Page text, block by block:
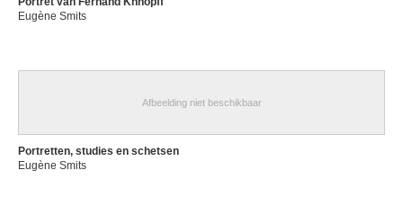
Eugène Smits
Afbeelding niet beschikbaar
Portretten, studies en schetsen
Eugène Smits